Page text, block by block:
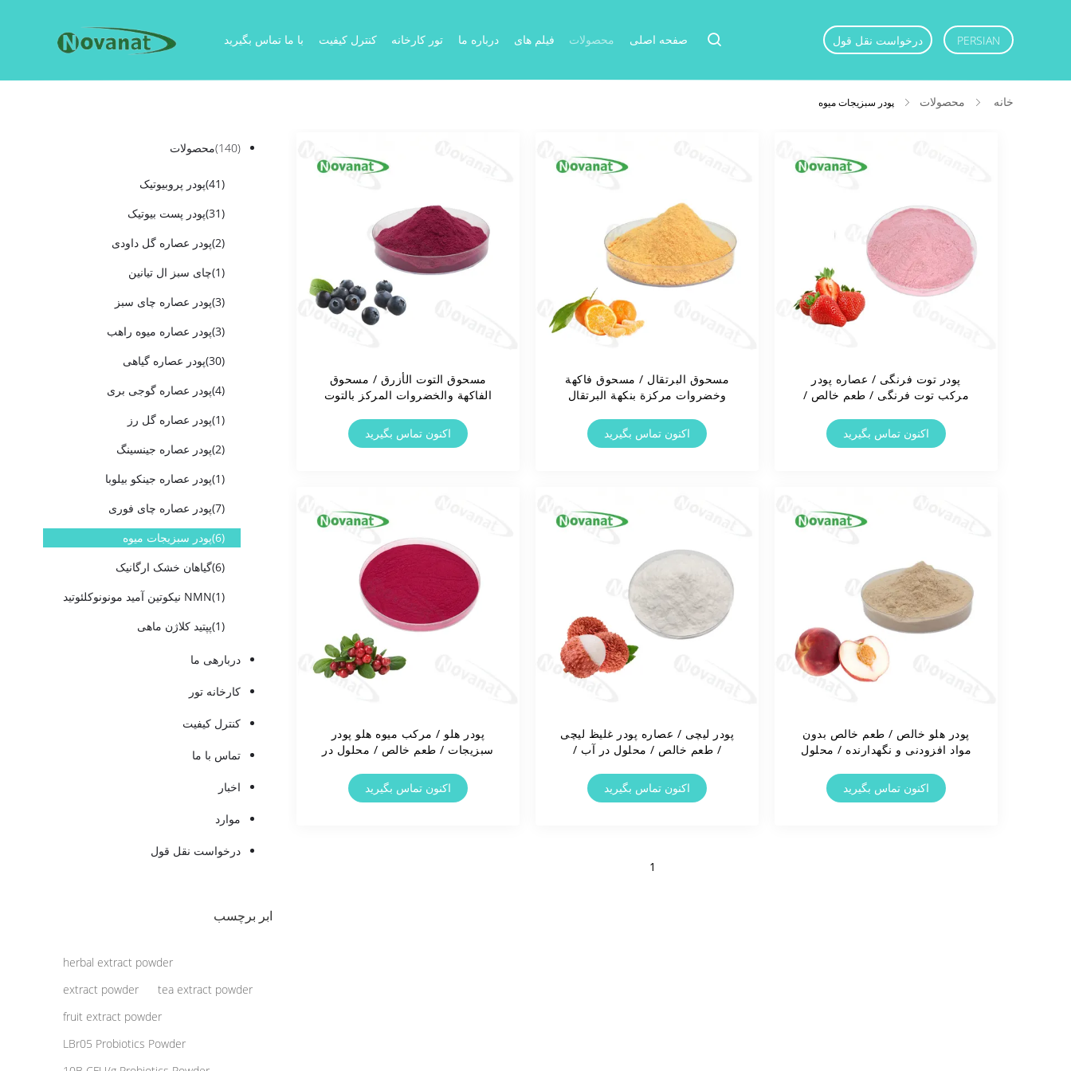
صفحه اصلی محصولات فیلم های درباره ما تور کارخانه کنترل کیفیت با ما تماس بگیرید درخواست نقل قول PERSIAN
خانه محصولات پودر سبزیجات میوه
محصولات (140)
پودر پروبیوتیک
(41)
پودر پست بیوتیک
(31)
پودر عصاره گل داودی
(2)
چای سبز ال تیانین
(1)
پودر عصاره چای سبز
(3)
پودر عصاره میوه راهب
(3)
پودر عصاره گیاهی
(30)
پودر عصاره گوجی بری
(4)
پودر عصاره گل رز
(1)
پودر عصاره جینسینگ
(2)
پودر عصاره جینکو بیلوبا
(1)
پودر عصاره چای فوری
(7)
پودر سبزیجات میوه
(6)
گیاهان خشک ارگانیک
(6)
NMN نیکوتین آمید مونونوکلئوتید
(1)
پپتید کلاژن ماهی
(1)
دربارهی ما
کارخانه تور
کنترل کیفیت
تماس با ما
اخبار
موارد
درخواست نقل قول
ابر برچسب
herbal extract powder
extract powder
tea extract powder
fruit extract powder
LBr05 Probiotics Powder
مسحوق التوت الأزرق / مسحوق
الفاكهة والخضروات المركز بالتوت
في الماء / ملصق نظيف
اکنون تماس بگیرید
مسحوق البرتقال / مسحوق فاكهة
وخضروات مركزة بنكهة البرتقال
ملصق نظيف
اکنون تماس بگیرید
پودر توت فرنگی / عصاره پودر
مرکب توت فرنگی / طعم خالص /
اکنون تماس بگیرید
پودر هلو / مرکب میوه هلو پودر
سبزیجات / طعم خالص / محلول در
اکنون تماس بگیرید
پودر لیچی / عصاره پودر غلیظ لیچی
/ طعم خالص / محلول در آب /
اکنون تماس بگیرید
پودر هلو خالص / طعم خالص بدون
مواد افزودنی و نگهدارنده / محلول
اکنون تماس بگیرید
1